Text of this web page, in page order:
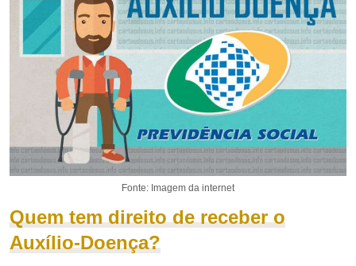
Fonte: Imagem da internet
Quem tem direito de receber o
Auxílio-Doença?